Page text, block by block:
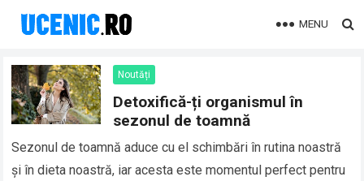
MENU
Noutăți
Detoxifică-ți organismul în
sezonul de toamnă
Sezonul de toamnă aduce cu el schimbări în rutina noastră
și în dieta noastră, iar acesta este momentul perfect pentru